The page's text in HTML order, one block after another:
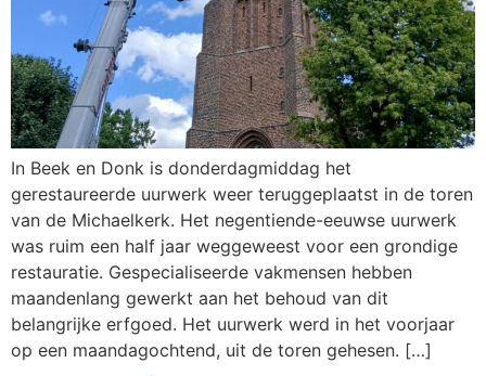
In Beek en Donk is donderdagmiddag het
gerestaureerde uurwerk weer teruggeplaatst in de toren
van de Michaelkerk. Het negentiende-eeuwse uurwerk
was ruim een half jaar weggeweest voor een grondige
restauratie. Gespecialiseerde vakmensen hebben
maandenlang gewerkt aan het behoud van dit
belangrijke erfgoed. Het uurwerk werd in het voorjaar
op een maandagochtend, uit de toren gehesen. […]